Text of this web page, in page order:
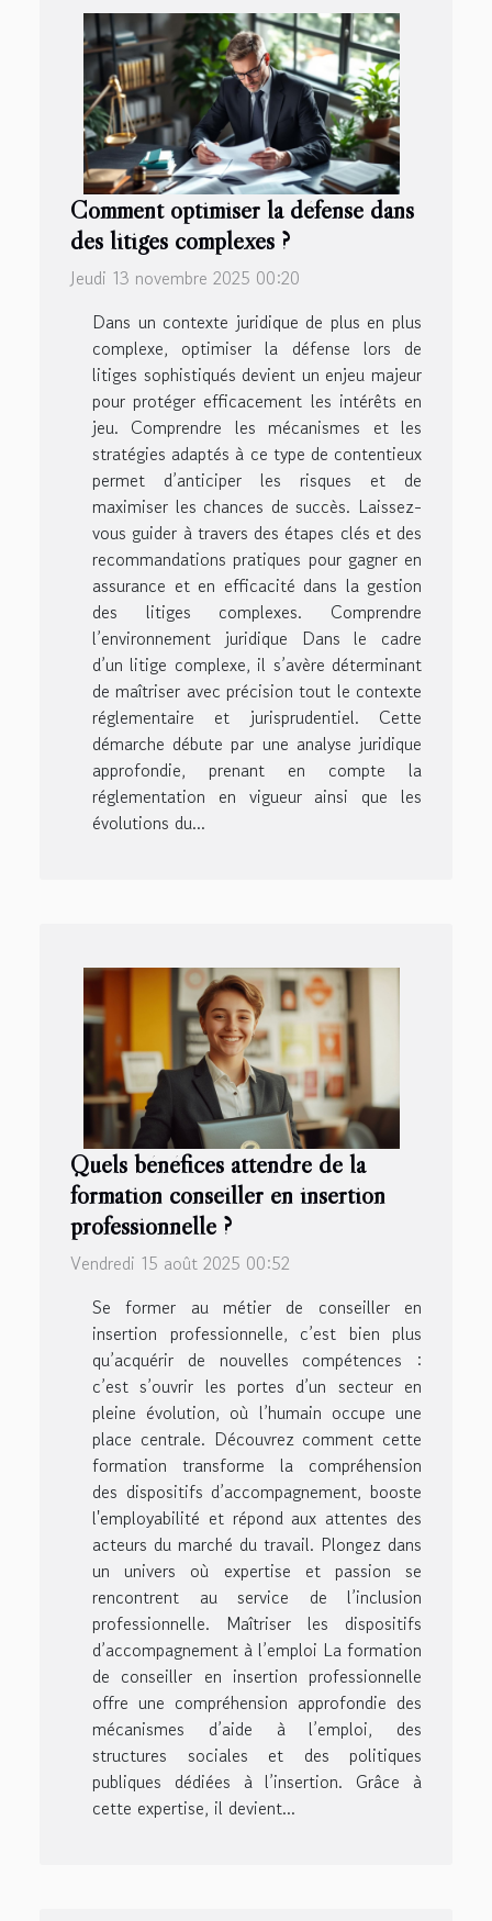
Comment optimiser la défense dans
des litiges complexes ?
Jeudi 13 novembre 2025 00:20
Dans un contexte juridique de plus en plus
complexe, optimiser la défense lors de
litiges sophistiqués devient un enjeu majeur
pour protéger efficacement les intérêts en
jeu. Comprendre les mécanismes et les
stratégies adaptés à ce type de contentieux
permet d’anticiper les risques et de
maximiser les chances de succès. Laissez-
vous guider à travers des étapes clés et des
recommandations pratiques pour gagner en
assurance et en efficacité dans la gestion
des litiges complexes. Comprendre
l’environnement juridique Dans le cadre
d’un litige complexe, il s’avère déterminant
de maîtriser avec précision tout le contexte
réglementaire et jurisprudentiel. Cette
démarche débute par une analyse juridique
approfondie, prenant en compte la
réglementation en vigueur ainsi que les
évolutions du...
Quels bénéfices attendre de la
formation conseiller en insertion
professionnelle ?
Vendredi 15 août 2025 00:52
Se former au métier de conseiller en
insertion professionnelle, c’est bien plus
qu’acquérir de nouvelles compétences :
c’est s’ouvrir les portes d’un secteur en
pleine évolution, où l’humain occupe une
place centrale. Découvrez comment cette
formation transforme la compréhension
des dispositifs d’accompagnement, booste
l'employabilité et répond aux attentes des
acteurs du marché du travail. Plongez dans
un univers où expertise et passion se
rencontrent au service de l’inclusion
professionnelle. Maîtriser les dispositifs
d’accompagnement à l’emploi La formation
de conseiller en insertion professionnelle
offre une compréhension approfondie des
mécanismes d’aide à l’emploi, des
structures sociales et des politiques
publiques dédiées à l’insertion. Grâce à
cette expertise, il devient...